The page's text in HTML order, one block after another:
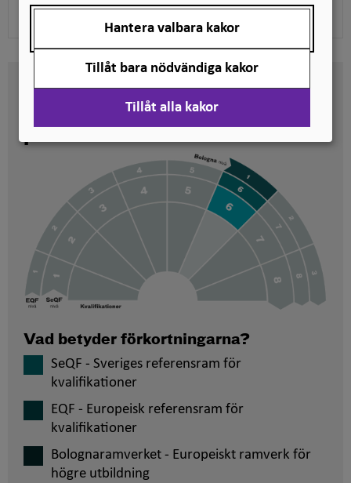
Här kan du se på vilken nivå
svenska kvalifikationer är
Vad betyder förkortningarna?
SeQF - Sveriges referensram för
kvalifikationer
EQF - Europeisk referensram för
kvalifikationer
Bolognaramverket - Europeiskt ramverk för
högre utbildning
Hantera valbara kakor
Tillåt bara nödvändiga kakor
Tillåt alla kakor